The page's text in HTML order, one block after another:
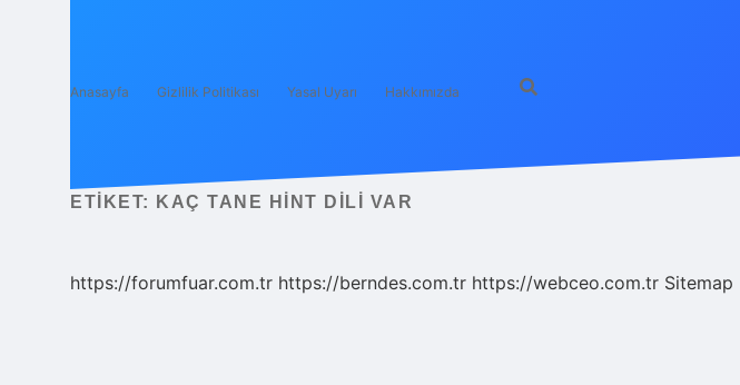
Anasayfa Gizlilik Politikası Yasal Uyarı Hakkımızda
ETIKET: KAÇ TANE HINT DILI VAR
https://forumfuar.com.tr https://berndes.com.tr https://webceo.com.tr Sitemap